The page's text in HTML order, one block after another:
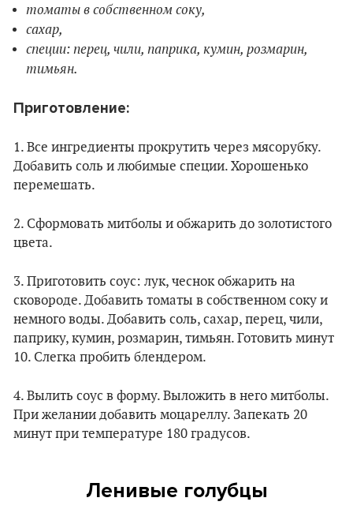
томаты в собственном соку,
сахар,
специи: перец, чили, паприка, кумин, розмарин,
тимьян.
Приготовление:
1. Все ингредиенты прокрутить через мясорубку.
Добавить соль и любимые специи. Хорошенько
перемешать.
2. Сформовать митболы и обжарить до золотистого
цвета.
3. Приготовить соус: лук, чеснок обжарить на
сковороде. Добавить томаты в собственном соку и
немного воды. Добавить соль, сахар, перец, чили,
паприку, кумин, розмарин, тимьян. Готовить минут
10. Слегка пробить блендером.
4. Вылить соус в форму. Выложить в него митболы.
При желании добавить моцареллу. Запекать 20
минут при температуре 180 градусов.
Ленивые голубцы